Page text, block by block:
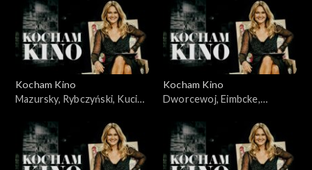
Kocham Kino
Mazursky, Rybczyński, Kucia,
Kocham Kino
Dworcewoj, Eimbcke,